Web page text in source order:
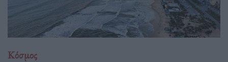
Κόσμος